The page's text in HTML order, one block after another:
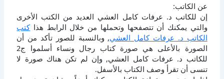
عن الكاتب:
إن للكاتب د. عرفات كامل العشي العديد من الكتب الأخرى
والتي يمكنك أن تتصفحها وتحملها من خلال الرابط هذاكتب
الكاتب د. عرفات كامل العشي, وبالنسبة للصور تأكد من أن
الصورة بالأعلى هي صورة كتاب رجال ونساء أسلموا ج2
للكاتب د. عرفات كامل العشي, وإن لم تكن هناك صورة لا
تنسى أن تقرأ وصف الكتاب بالأسفل.